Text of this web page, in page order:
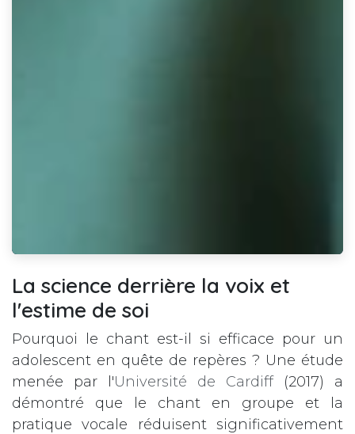
La science derrière la voix et
l'estime de soi
Pourquoi le chant est-il si efficace pour un
adolescent en quête de repères ? Une étude
menée par l'Université de Cardiff(2017) a
démontré que le chant en groupe et la
pratique vocale réduisent significativement